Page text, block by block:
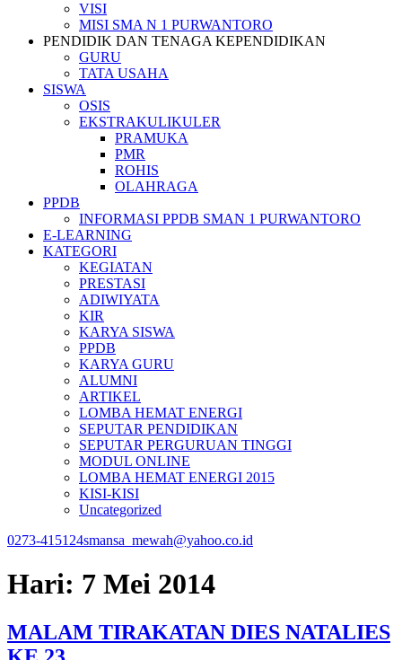
VISI
MISI SMA N 1 PURWANTORO
PENDIDIK DAN TENAGA KEPENDIDIKAN
GURU
TATA USAHA
SISWA
OSIS
EKSTRAKULIKULER
PRAMUKA
PMR
ROHIS
OLAHRAGA
PPDB
INFORMASI PPDB SMAN 1 PURWANTORO
E-LEARNING
KATEGORI
KEGIATAN
PRESTASI
ADIWIYATA
KIR
KARYA SISWA
PPDB
KARYA GURU
ALUMNI
ARTIKEL
LOMBA HEMAT ENERGI
SEPUTAR PENDIDIKAN
SEPUTAR PERGURUAN TINGGI
MODUL ONLINE
LOMBA HEMAT ENERGI 2015
KISI-KISI
Uncategorized
0273-415124smansa_mewah@yahoo.co.id
Hari: 7 Mei 2014
MALAM TIRAKATAN DIES NATALIES